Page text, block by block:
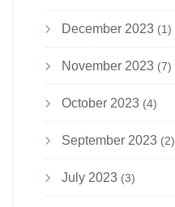
December 2023 (1)
November 2023 (7)
October 2023 (4)
September 2023 (2)
July 2023 (3)